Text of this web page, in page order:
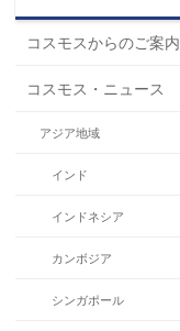
コスモスからのご案内
コスモス・ニュース
アジア地域
インド
インドネシア
カンボジア
シンガポール